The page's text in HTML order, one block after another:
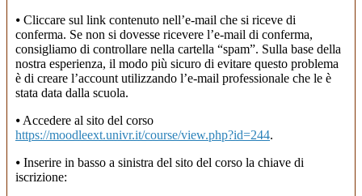
⦁ Cliccare sul link contenuto nell’e-mail che si riceve di
conferma. Se non si dovesse ricevere l’e-mail di conferma,
consigliamo di controllare nella cartella “spam”. Sulla base della
nostra esperienza, il modo più sicuro di evitare questo problema
è di creare l’account utilizzando l’e-mail professionale che le è
stata data dalla scuola.
⦁ Accedere al sito del corso
https://moodleext.univr.it/course/view.php?id=244.
⦁ Inserire in basso a sinistra del sito del corso la chiave di
iscrizione: